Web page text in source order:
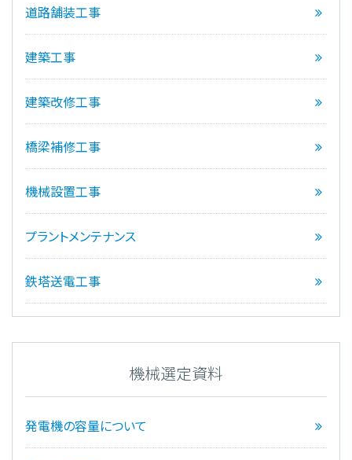
道路舗装工事
建築工事
建築改修工事
橋梁補修工事
機械設置工事
プラントメンテナンス
鉄塔送電工事
機械選定資料
発電機の容量について